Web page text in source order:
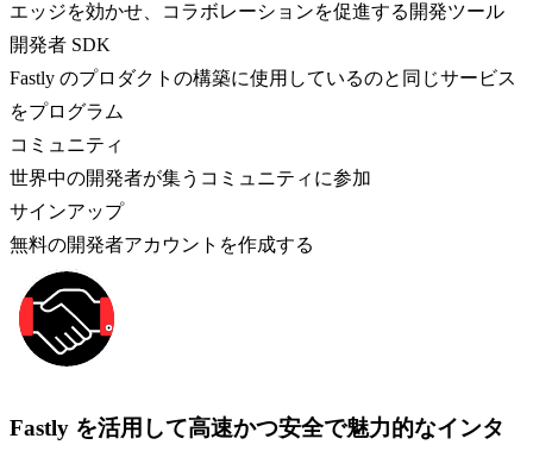
エッジを効かせ、コラボレーションを促進する開発ツール
開発者 SDK
Fastly のプロダクトの構築に使用しているのと同じサービス
をプログラム
コミュニティ
世界中の開発者が集うコミュニティに参加
サインアップ
無料の開発者アカウントを作成する
Fastly を活用して高速かつ安全で魅力的なインタ